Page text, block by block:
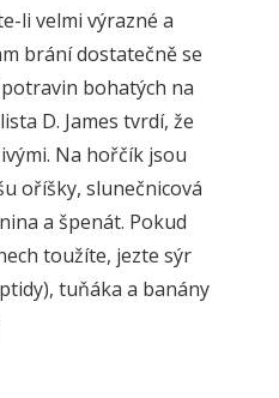
li velmi výrazné a
brání dostatečně se
bohatých na
D. James tvrdí, že
Na hořčík jsou
oříšky, slunečnicová
a špenát. Pokud
toužíte, jezte sýr
tuňáka a banány